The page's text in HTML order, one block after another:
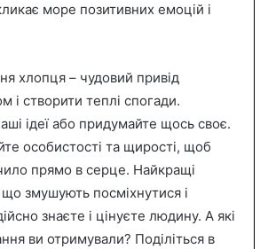
море позитивних емоцій і
хлопця – чудовий привід
і створити теплі спогади.
ідеї або придумайте щось своє.
особистості та щирості, щоб
прямо в серце. Найкращі
змушують посміхнутися і
знаєте і цінуєте людину. А які
ви отримували? Поділіться в